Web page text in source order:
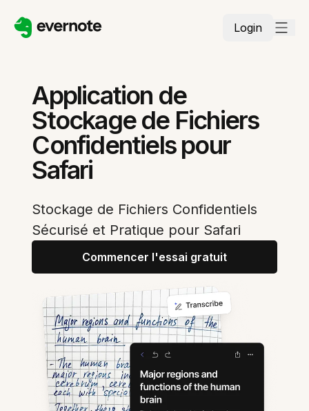
Login
Application de
Stockage de Fichiers
Confidentiels pour
Safari
Stockage de Fichiers Confidentiels
Sécurisé et Pratique pour Safari
Commencer l'essai gratuit